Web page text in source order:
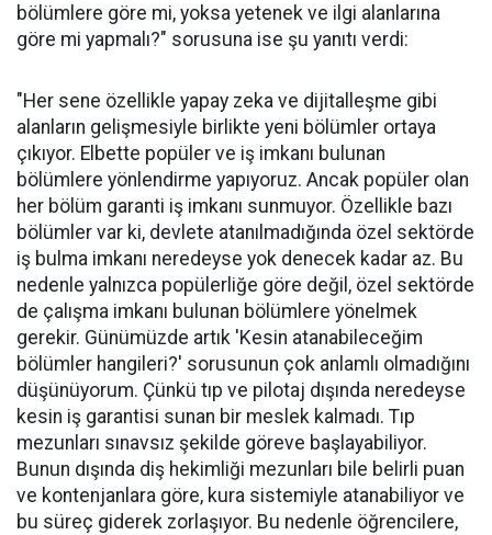
bölümlere göre mi, yoksa yetenek ve ilgi alanlarına
göre mi yapmalı?" sorusuna ise şu yanıtı verdi:
"Her sene özellikle yapay zeka ve dijitalleşme gibi
alanların gelişmesiyle birlikte yeni bölümler ortaya
çıkıyor. Elbette popüler ve iş imkanı bulunan
bölümlere yönlendirme yapıyoruz. Ancak popüler olan
her bölüm garanti iş imkanı sunmuyor. Özellikle bazı
bölümler var ki, devlete atanılmadığında özel sektörde
iş bulma imkanı neredeyse yok denecek kadar az. Bu
nedenle yalnızca popülerliğe göre değil, özel sektörde
de çalışma imkanı bulunan bölümlere yönelmek
gerekir. Günümüzde artık 'Kesin atanabileceğim
bölümler hangileri?' sorusunun çok anlamlı olmadığını
düşünüyorum. Çünkü tıp ve pilotaj dışında neredeyse
kesin iş garantisi sunan bir meslek kalmadı. Tıp
mezunları sınavsız şekilde göreve başlayabiliyor.
Bunun dışında diş hekimliği mezunları bile belirli puan
ve kontenjanlara göre, kura sistemiyle atanabiliyor ve
bu süreç giderek zorlaşıyor. Bu nedenle öğrencilere,